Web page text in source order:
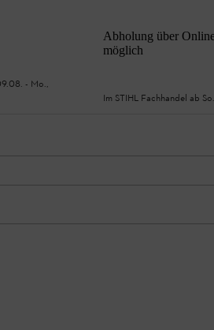
- Mo.,
Abholung über
möglich
Im STIHL Fachhandel ab